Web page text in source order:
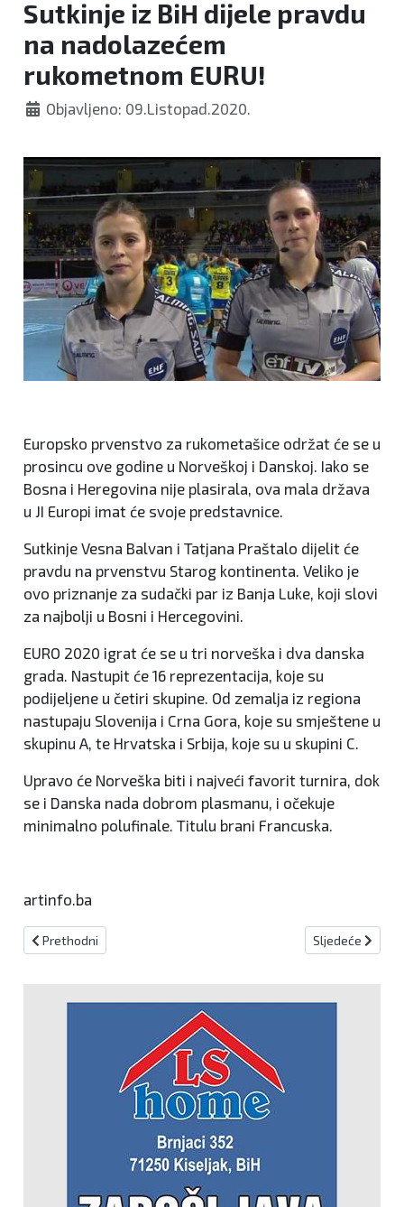
Sutkinje iz BiH dijele pravdu
na nadolazećem
rukometnom EURU!
Objavljeno: 09.Listopad.2020.
Europsko prvenstvo za rukometašice održat će se u
prosincu ove godine u Norveškoj i Danskoj. Iako se
Bosna i Heregovina nije plasirala, ova mala država
u JI Europi imat će svoje predstavnice.
Sutkinje Vesna Balvan i Tatjana Praštalo dijelit će
pravdu na prvenstvu Starog kontinenta. Veliko je
ovo priznanje za sudački par iz Banja Luke, koji slovi
za najbolji u Bosni i Hercegovini.
EURO 2020 igrat će se u tri norveška i dva danska
grada. Nastupit će 16 reprezentacija, koje su
podijeljene u četiri skupine. Od zemalja iz regiona
nastupaju Slovenija i Crna Gora, koje su smještene u
skupinu A, te Hrvatska i Srbija, koje su u skupini C.
Upravo će Norveška biti i najveći favorit turnira, dok
se i Danska nada dobrom plasmanu, i očekuje
minimalno polufinale. Titulu brani Francuska.
artinfo.ba
Prethodni članak: Kujundžić za Artinfo : Ponosan sam što sam iz
Prethodni Sljedeći
Sljedeće